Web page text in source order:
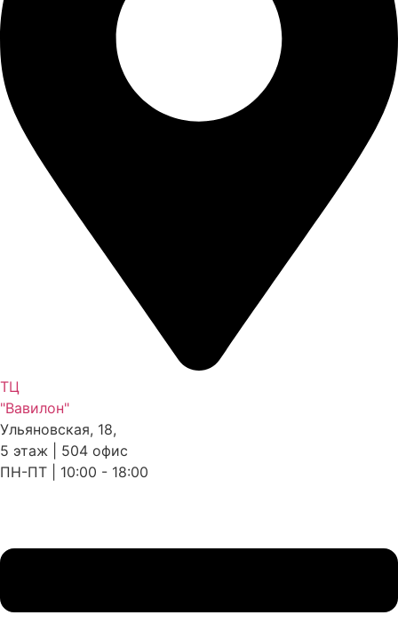
ТЦ
"Вавилон"
Ульяновская, 18,
5 этаж | 504 офис
ПН-ПТ | 10:00 - 18:00